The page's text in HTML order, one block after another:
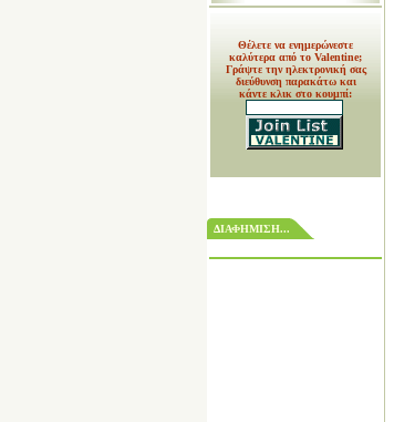
Θέλετε να ενημερώνεστε
καλύτερα από το Valentine;
Γράψτε την ηλεκτρονική σας
διεύθυνση παρακάτω και
κάντε κλικ στο κουμπί:
ΔΙΑΦΗΜΙΣΗ...